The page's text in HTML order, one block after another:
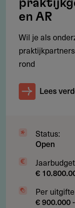
Doelgroep
Deze regeling
MBO-instellingen
Regionale
Werkgebied
Caribisch Nederland.
en AR
Wil je als
rond
Lees
Status:
Open
€
Per uitgifte
€ 900.000